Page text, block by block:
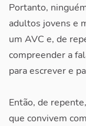
Portanto,
adultos jovens e
um AVC e, de
compreender a
para escrever e
Então, de
que convivem